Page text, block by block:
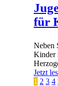
für
Neben
Kinder
Jetzt
1 2 3 4